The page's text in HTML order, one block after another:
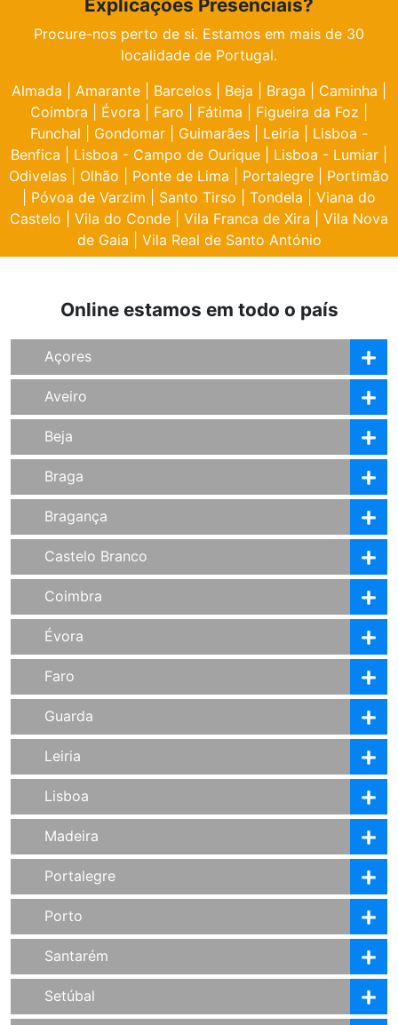
Explicações Presenciais?
Procure-nos perto de si. Estamos em mais de 30
localidade de Portugal.
Almada
Amarante Barcelos Beja Braga Caminha
Coimbra
Évora Faro Fátima Figueira da Foz
Funchal
Gondomar Guimarães Leiria
Lisboa -
Benfica
Lisboa - Campo de Ourique Lisboa - Lumiar
Odivelas
Olhão Ponte de Lima Portalegre
Portimão
Póvoa de Varzim Santo Tirso Tondela
Viana do
Castelo
Vila do Conde Vila Franca de Xira
Vila Nova
de Gaia
Vila Real de Santo António
Online estamos em todo o país
Açores
Aveiro
Beja
Braga
Bragança
Castelo Branco
Coimbra
Évora
Faro
Guarda
Leiria
Lisboa
Madeira
Portalegre
Porto
Santarém
Setúbal